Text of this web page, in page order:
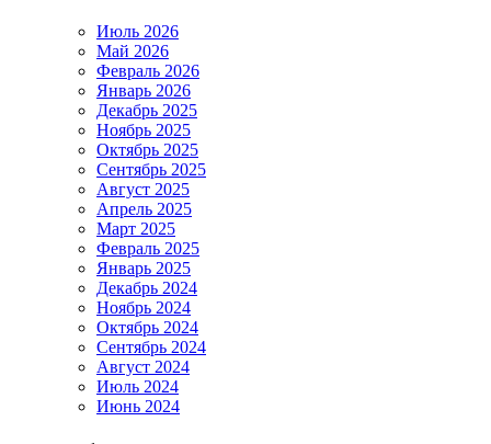
Июль 2026
Май 2026
Февраль 2026
Январь 2026
Декабрь 2025
Ноябрь 2025
Октябрь 2025
Сентябрь 2025
Август 2025
Апрель 2025
Март 2025
Февраль 2025
Январь 2025
Декабрь 2024
Ноябрь 2024
Октябрь 2024
Сентябрь 2024
Август 2024
Июль 2024
Июнь 2024